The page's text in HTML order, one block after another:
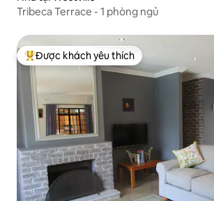
Tribeca Terrace - 1 phòng ngủ
Được khách yêu thích nhất
Được khách yêu thích